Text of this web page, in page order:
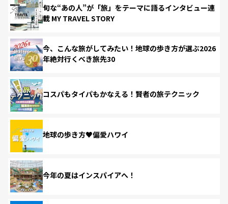
旬な“あの人”が「旅」をテーマに語るインタビュー連
載 MY TRAVEL STORY
今、こんな旅がしてみたい！地球の歩き方が選ぶ2026
年絶対行くべき旅先30
コスパもタイパもかなえる！賢者の旅テクニック
地球の歩き方♥偏愛ハワイ
今年の夏はインスパイアへ！